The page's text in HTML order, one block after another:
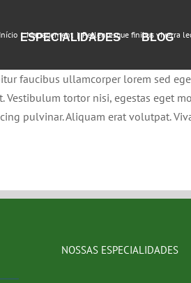
ESPECIALIDADES BLOG
Início Management Pellentesque finibus viverra
faucibus ullamcorper lorem sed
Vestibulum tortor nisi, egestas eget
pulvinar. Aliquam erat volutpat.
NOSSAS ESPECIALIDADES